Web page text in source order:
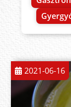
2021-06-16